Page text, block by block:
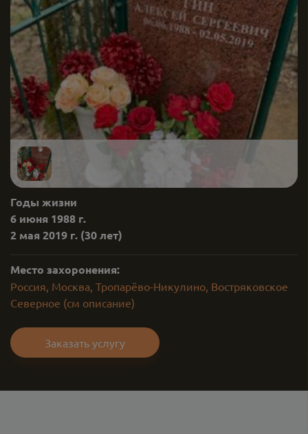
Годы жизни
6 июня 1988 г.
2 мая 2019 г. (30 лет)
Место захоронения:
Россия, Москва, Тропарёво-Никулино, Востряковское
Северное (см описание)
Заказать услугу